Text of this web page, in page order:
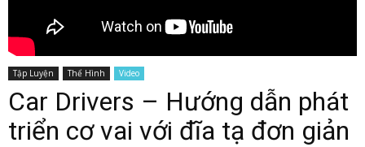
Tập Luyện Thể Hình Video
Car Drivers – Hướng dẫn phát
triển cơ vai với đĩa tạ đơn giản